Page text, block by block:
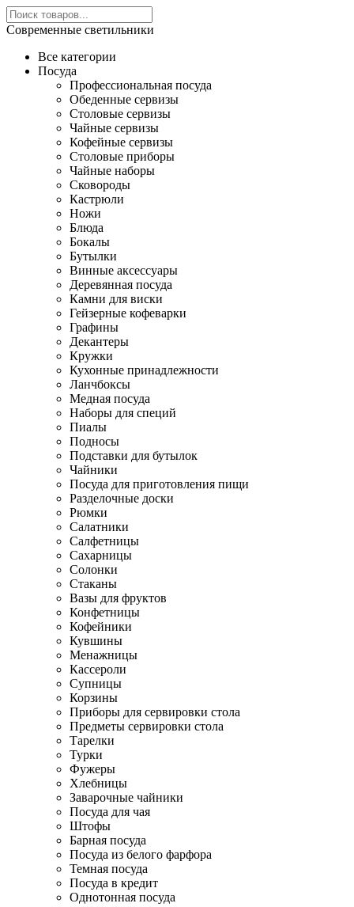
Современные светильники
Все категории
Посуда
Профессиональная посуда
Обеденные сервизы
Столовые сервизы
Чайные сервизы
Кофейные сервизы
Столовые приборы
Чайные наборы
Сковороды
Кастрюли
Ножи
Блюда
Бокалы
Бутылки
Винные аксессуары
Деревянная посуда
Камни для виски
Гейзерные кофеварки
Графины
Декантеры
Кружки
Кухонные принадлежности
Ланчбоксы
Медная посуда
Наборы для специй
Пиалы
Подносы
Подставки для бутылок
Чайники
Посуда для приготовления пищи
Разделочные доски
Рюмки
Салатники
Салфетницы
Сахарницы
Солонки
Стаканы
Вазы для фруктов
Конфетницы
Кофейники
Кувшины
Менажницы
Кассероли
Супницы
Корзины
Приборы для сервировки стола
Предметы сервировки стола
Тарелки
Турки
Фужеры
Хлебницы
Заварочные чайники
Посуда для чая
Штофы
Барная посуда
Посуда из белого фарфора
Темная посуда
Посуда в кредит
Однотонная посуда